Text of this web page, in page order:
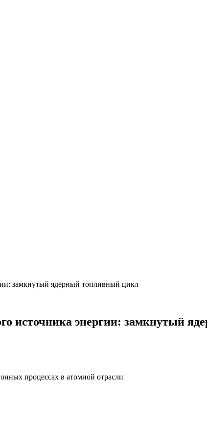
замкнутый ядерный топливный цикл
источника энергии: замкнутый
процессах в атомной отрасли